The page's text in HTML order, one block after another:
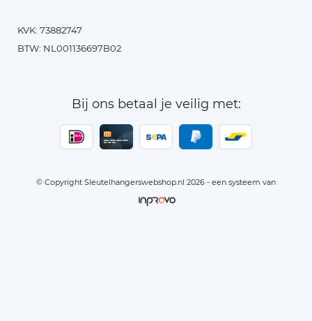
KVK: 73882747
BTW: NL001136697B02
Bij ons betaal je veilig met:
© Copyright Sleutelhangerswebshop.nl 2026 - een systeem van